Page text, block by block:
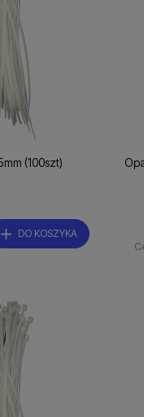
(100szt)
DO KOSZYKA